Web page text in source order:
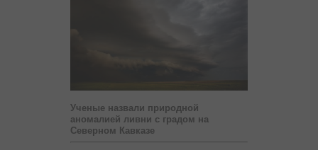
Ученые назвали природной
аномалией ливни с градом на
Северном Кавказе